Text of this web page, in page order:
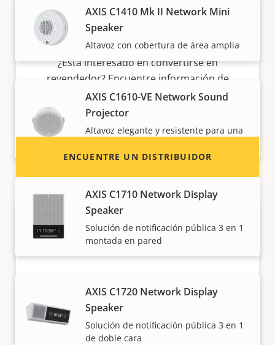
AXIS C1410 Mk II Network Mini
Speaker
Altavoz con cobertura de área amplia
AXIS C1610-VE Network Sound
Projector
Altavoz elegante y resistente para una
AXIS C1710 Network Display
Speaker
Solución de notificación pública 3 en 1
montada en pared
AXIS C1720 Network Display
Speaker
Solución de notificación pública 3 en 1
de doble cara
¿Quiere vender productos Axis?
¿Está interesado en convertirse en
revendedor? Encuentre información de
contacto de distribuidores de productos y
sistemas Axis.
ENCUENTRE UN DISTRIBUIDOR
Hágase socio
¿Es usted un revendedor, distribuidor,